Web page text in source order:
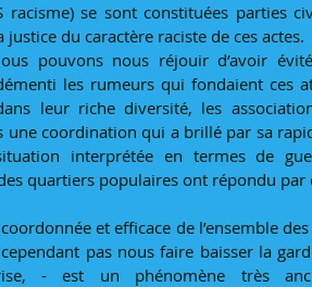
racisme) se sont constituées parties
justice du caractère raciste de ces actes.
pouvons nous réjouir d’avoir
les rumeurs qui fondaient ces
leur riche diversité, les
une coordination qui a brillé par sa
interprétée en termes de
quartiers populaires ont répondu
et efficace de l’ensemble
pas nous faire baisser la
- est un phénomène très